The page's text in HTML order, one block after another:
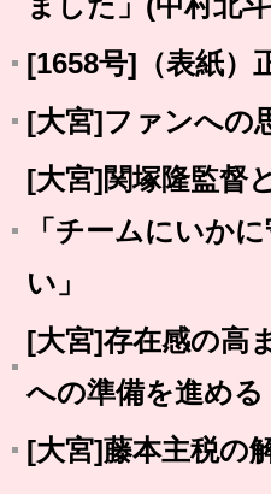
[1658号]（表紙）
[大宮]ファンへの
[大宮]関塚隆監督
「チームにいか
い」
[大宮]存在感の高
への準備を進める
[大宮]藤本主税の